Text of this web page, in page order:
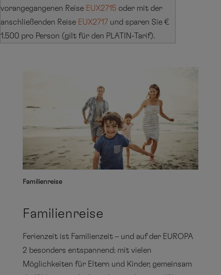
vorangegangenen Reise EUX2715 oder mit der
anschließenden Reise EUX2717 und sparen Sie €
1.500 pro Person (gilt für den PLATIN-Tarif).
Familienreise
Familienreise
Ferienzeit ist Familienzeit – und auf der EUROPA
2 besonders entspannend: mit vielen
Möglichkeiten für Eltern und Kinder, gemeinsam